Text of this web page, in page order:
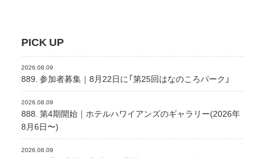
PICK UP
2026.08.09
889. 参加者募集｜8月22日に「第25回はなのころパーク」
2026.08.09
888. 第4期開始｜ホテルハワイアンズのギャラリー(2026年
8月6日〜)
2026.08.09